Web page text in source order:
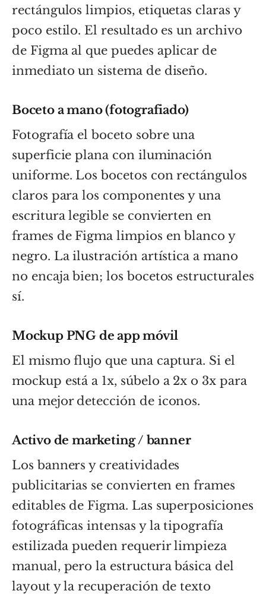
rectángulos limpios, etiquetas claras y
poco estilo. El resultado es un archivo
de Figma al que puedes aplicar de
inmediato un sistema de diseño.
Boceto a mano (fotografiado)
Fotografía el boceto sobre una
superficie plana con iluminación
uniforme. Los bocetos con rectángulos
claros para los componentes y una
escritura legible se convierten en
frames de Figma limpios en blanco y
negro. La ilustración artística a mano
no encaja bien; los bocetos estructurales
sí.
Mockup PNG de app móvil
El mismo flujo que una captura. Si el
mockup está a 1x, súbelo a 2x o 3x para
una mejor detección de iconos.
Activo de marketing / banner
Los banners y creatividades
publicitarias se convierten en frames
editables de Figma. Las superposiciones
fotográficas intensas y la tipografía
estilizada pueden requerir limpieza
manual, pero la estructura básica del
layout y la recuperación de texto